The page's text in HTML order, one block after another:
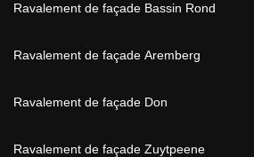
Ravalement de façade Bassin Rond
Ravalement de façade Aremberg
Ravalement de façade Don
Ravalement de façade Zuytpeene